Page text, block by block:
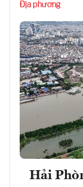
Địa phương
Hải